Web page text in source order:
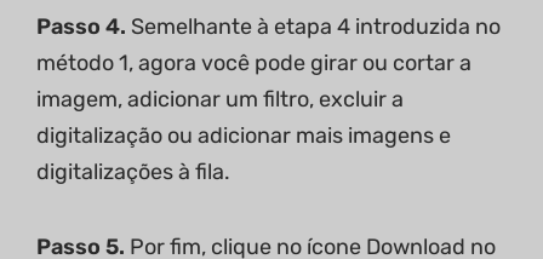
Passo 4. Semelhante à etapa 4 introduzida no
método 1, agora você pode girar ou cortar a
imagem, adicionar um filtro, excluir a
digitalização ou adicionar mais imagens e
digitalizações à fila.
Passo 5. Por fim, clique no ícone Download no